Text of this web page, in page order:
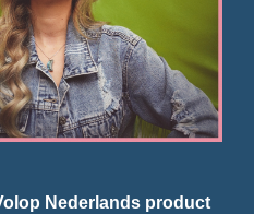
Nederlands product